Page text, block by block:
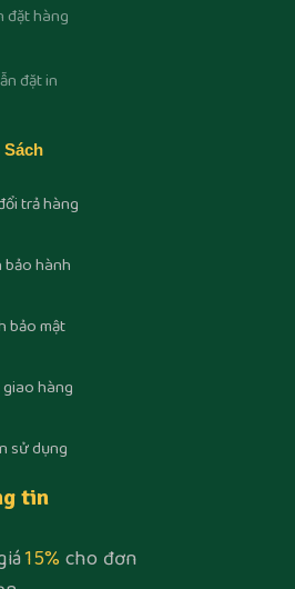
đặt hàng
đặt in
trả hàng
bảo hành
bảo mật
hàng
sử dụng
tin
15%cho đơn